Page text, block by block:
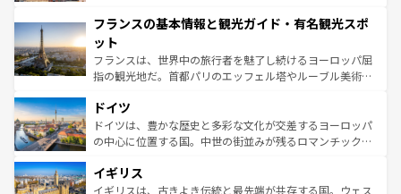
ませてくれるイタリアで、忘れられない旅をしてみよう！
なお、新着のイタリア情報は
しい。
文化が根付くこの国では、情熱的なフラメンコ、熱気あふ
れる闘牛、そして美味しいタパスが生活の一部となってい
る。首都マドリードの洗練された雰囲気や、バルセロナの
アートに溢れた街角から、地方では古代ローマ遺跡や中世
せる。地方によって風土や気候が異なるスペインはその個
性で訪れる人を魅了する。 なお、新着のスペイン情報は コ
ンテンツ一覧を参照してほしい。
フランスの基本情報と観光ガイド・有名観光スポ
ット
フランスは、世界中の旅行者を魅了し続けるヨーロッパ屈
指の観光地だ。首都パリのエッフェル塔やルーブル美術館
で、幅広い魅力が詰まっている。華麗な宮殿、歴史的な大
聖堂、美しいビーチ、そして豊かな自然が、訪れる者を心
から魅了する。また、フランスは美食の国としても知ら
いる。シャンパンの発祥地であるランス、プロヴァンスの
香り高いラベンダー畑など、多彩な楽しみ方が可能だ。さ
ドイツ
ドイツは、豊かな歴史と多彩な文化が交差するヨーロッパ
の中心に位置する国。中世の街並みが残るロマンチック街
顔を持つこの国は、どこを歩いても飽きることがない。ベ
ルリンの文化的活気、バイエルン州のアルプスの絶景、そ
イギリス
イギリスは、古きよき伝統と最先端が共存する国。ウェス